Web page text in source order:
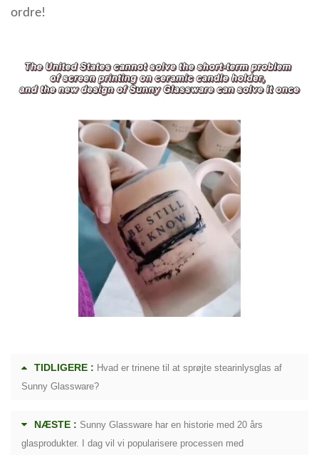
ordre!
TIDLIGERE : Hvad er trinene til at sprøjte stearinlysglas af
Sunny Glassware?
NÆSTE : Sunny Glassware har en historie med 20 års
glasprodukter. I dag vil vi popularisere processen med